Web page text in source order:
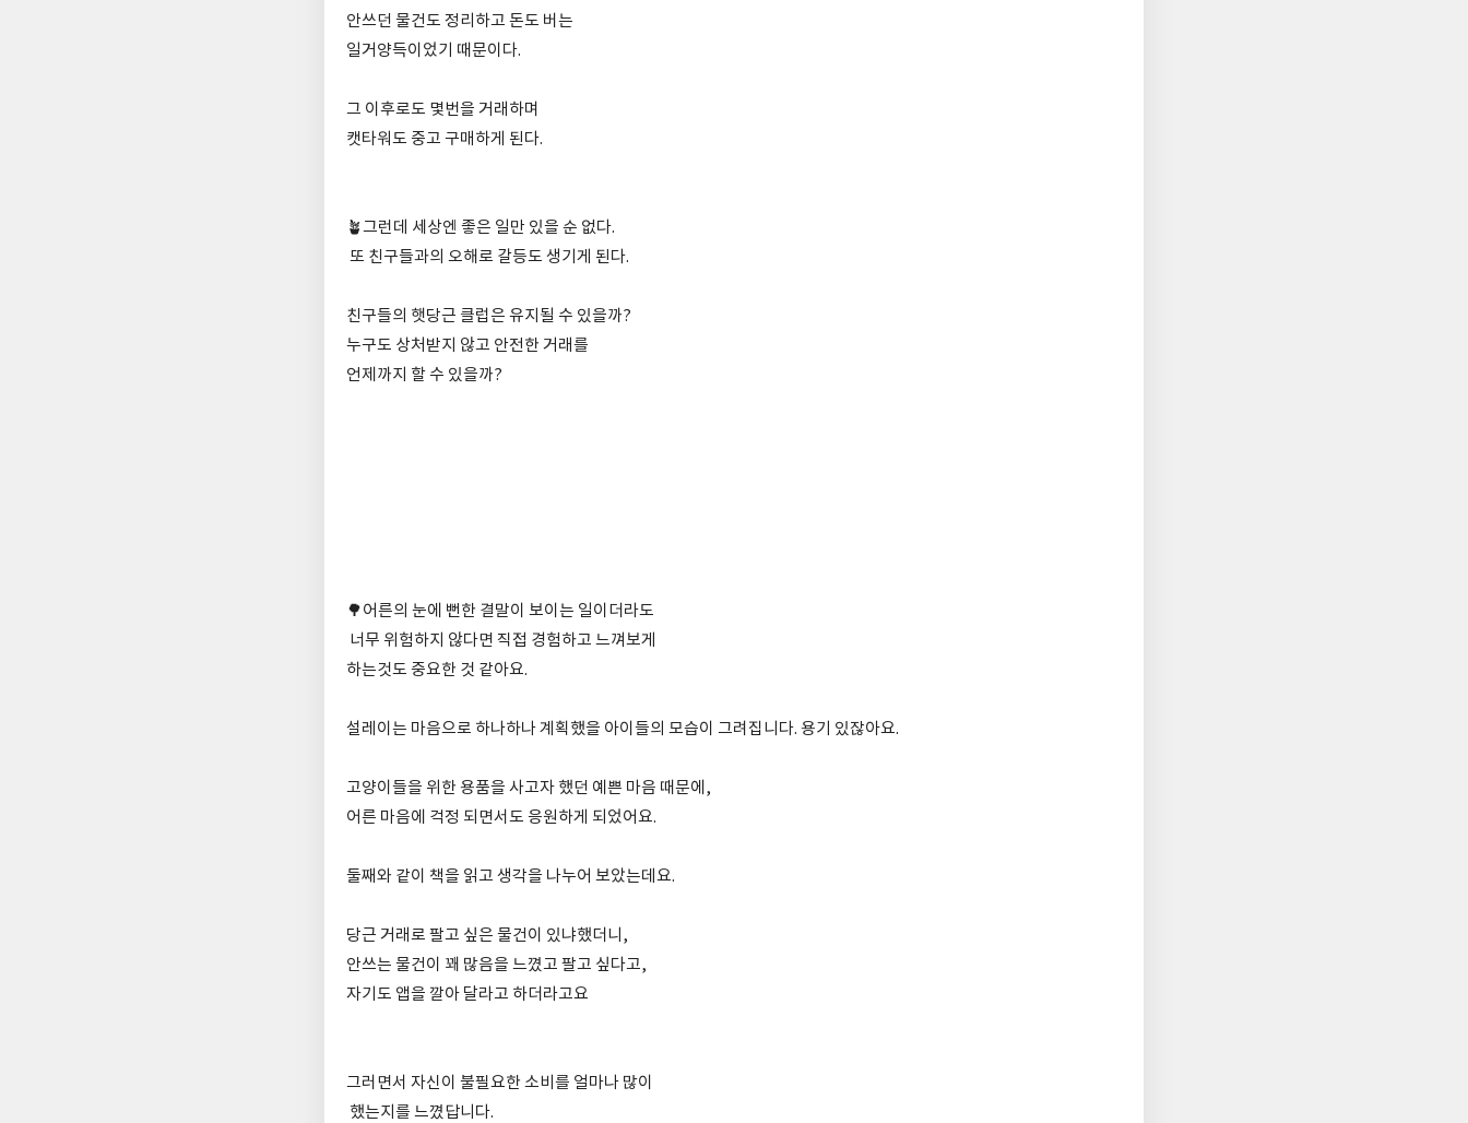
안쓰던 물건도 정리하고 돈도 버는
일거양득이었기 때문이다.
그 이후로도 몇번을 거래하며
캣타워도 중고 구매하게 된다.
🪴그런데 세상엔 좋은 일만 있을 순 없다.
또 친구들과의 오해로 갈등도 생기게 된다.
친구들의 햇당근 클럽은 유지될 수 있을까?
누구도 상처받지 않고 안전한 거래를
언제까지 할 수 있을까?
🌳어른의 눈에 뻔한 결말이 보이는 일이더라도
너무 위험하지 않다면 직접 경험하고 느껴보게
하는것도 중요한 것 같아요.
설레이는 마음으로 하나하나 계획했을 아이들의 모습이 그려집니다. 용기 있잖아요.
고양이들을 위한 용품을 사고자 했던 예쁜 마음 때문에,
어른 마음에 걱정 되면서도 응원하게 되었어요.
둘째와 같이 책을 읽고 생각을 나누어 보았는데요.
당근 거래로 팔고 싶은 물건이 있냐했더니,
안쓰는 물건이 꽤 많음을 느꼈고 팔고 싶다고,
자기도 앱을 깔아 달라고 하더라고요
그러면서 자신이 불필요한 소비를 얼마나 많이
했는지를 느꼈답니다.